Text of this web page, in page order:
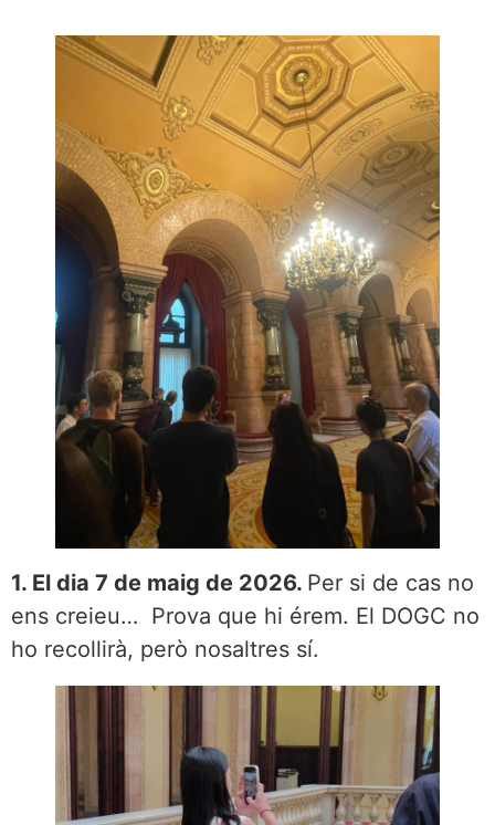
1. El dia 7 de maig de 2026. Per si de cas no
ens creieu… Prova que hi érem. El DOGC no
ho recollirà, però nosaltres sí.